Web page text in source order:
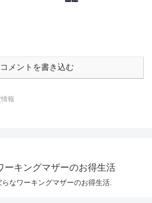
コメントを書き込む
報
ーキングマザーのお得生活
なワーキングマザーのお得生活.